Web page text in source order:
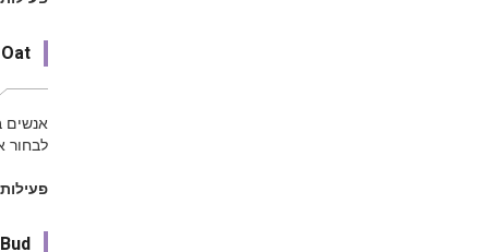
אנשים
לבחור